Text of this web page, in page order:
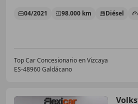
04/2021 98.000 km Diésel
Top Car Concesionario en Vizcaya
ES-48960 Galdácano